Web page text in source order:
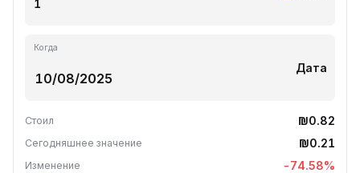
Когда
Дата
Стоил ₪0.82
Сегодняшнее значение ₪0.21
Изменение -74.58%